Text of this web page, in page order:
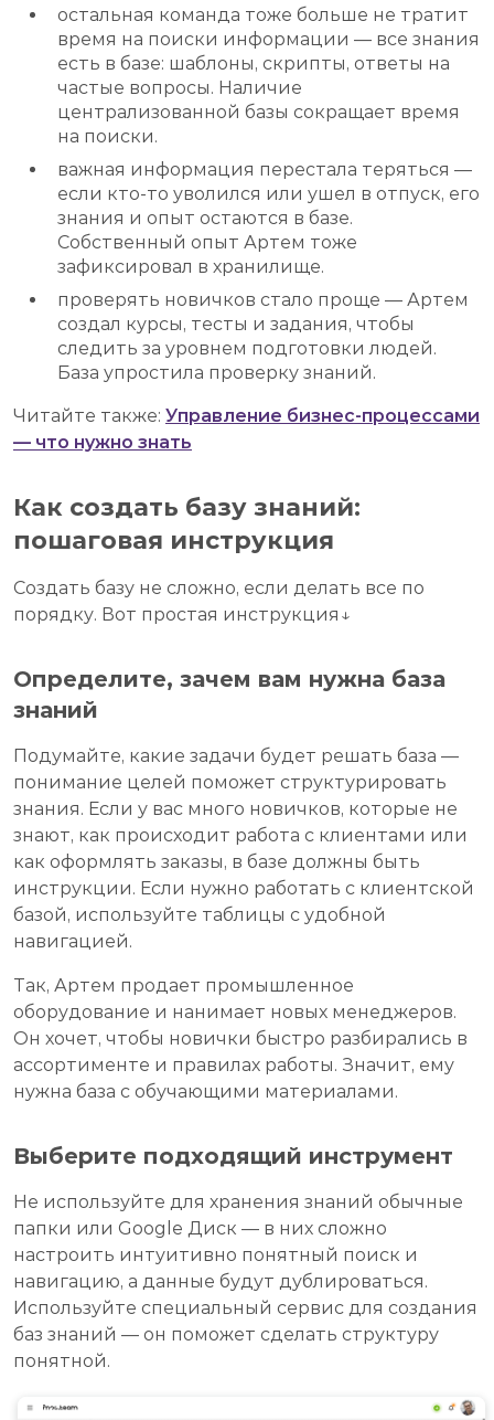
остальная команда тоже больше не тратит
время на поиски информации — все знания
есть в базе: шаблоны, скрипты, ответы на
частые вопросы. Наличие
централизованной базы сокращает время
на поиски.
важная информация перестала теряться —
если кто-то уволился или ушел в отпуск, его
знания и опыт остаются в базе.
Собственный опыт Артем тоже
зафиксировал в хранилище.
проверять новичков стало проще — Артем
создал курсы, тесты и задания, чтобы
следить за уровнем подготовки людей.
База упростила проверку знаний.
Читайте также: Управление бизнес-процессами
— что нужно знать
Как создать базу знаний:
пошаговая инструкция
Создать базу не сложно, если делать все по
порядку. Вот простая инструкция↓
Определите, зачем вам нужна база
знаний
Подумайте, какие задачи будет решать база —
понимание целей поможет структурировать
знания. Если у вас много новичков, которые не
знают, как происходит работа с клиентами или
как оформлять заказы, в базе должны быть
инструкции. Если нужно работать с клиентской
базой, используйте таблицы с удобной
навигацией.
Так, Артем продает промышленное
оборудование и нанимает новых менеджеров.
Он хочет, чтобы новички быстро разбирались в
ассортименте и правилах работы. Значит, ему
нужна база с обучающими материалами.
Выберите подходящий инструмент
Не используйте для хранения знаний обычные
папки или Google Диск — в них сложно
настроить интуитивно понятный поиск и
навигацию, а данные будут дублироваться.
Используйте специальный сервис для создания
баз знаний — он поможет сделать структуру
понятной.